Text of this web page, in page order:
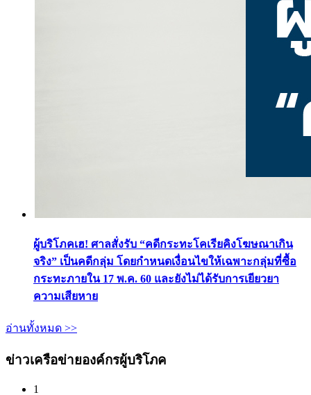
ผู้บริโภคเฮ! ศาลสั่งรับ “คดีกระทะโคเรียคิงโฆษณาเกิน
จริง” เป็นคดีกลุ่ม โดยกำหนดเงื่อนไขให้เฉพาะกลุ่มที่ซื้อ
กระทะภายใน 17 พ.ค. 60 และยังไม่ได้รับการเยียวยา
ความเสียหาย
อ่านทั้งหมด >>
ข่าวเครือข่ายองค์กรผู้บริโภค
1